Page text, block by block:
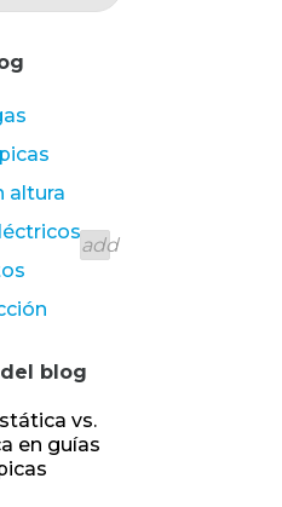
altura
add
blog
vs.
en guías